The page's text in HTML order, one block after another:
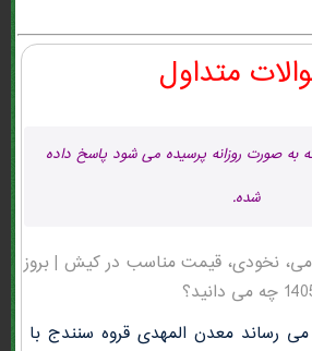
متداول
به صورت روزانه پرسیده می شود پاسخ داده
شده.
نخودی، قیمت مناسب در كيش | بروز
رساند معدن المهدی قروه سنندج با